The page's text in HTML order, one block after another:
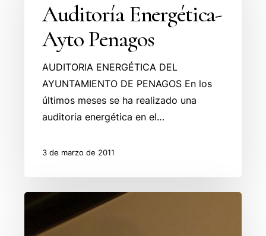
Penagos
Auditoría Energética-
Ayto Penagos
AUDITORIA ENERGÉTICA DEL
AYUNTAMIENTO DE PENAGOS En los
últimos meses se ha realizado una
auditoria energética en el…
3 de marzo de 2011
proyecto